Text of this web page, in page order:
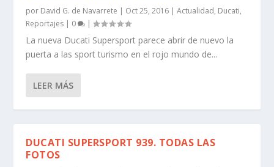
por David G. de Navarrete | Oct 25, 2016 |Actualidad, Ducati,
Reportajes | 0 |
La nueva Ducati Supersport parece abrir de nuevo la
puerta a las sport turismo en el rojo mundo de...
LEER MÁS
DUCATI SUPERSPORT 939. TODAS LAS
FOTOS